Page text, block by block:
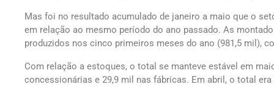
Mas foi no resultado acumulado de janeiro a maio que o
em relação ao mesmo período do ano passado. As
produzidos nos cinco primeiros meses do ano (981,5 mil),
Com relação a estoques, o total se manteve estável em
concessionárias e 29,9 mil nas fábricas. Em abril, o total